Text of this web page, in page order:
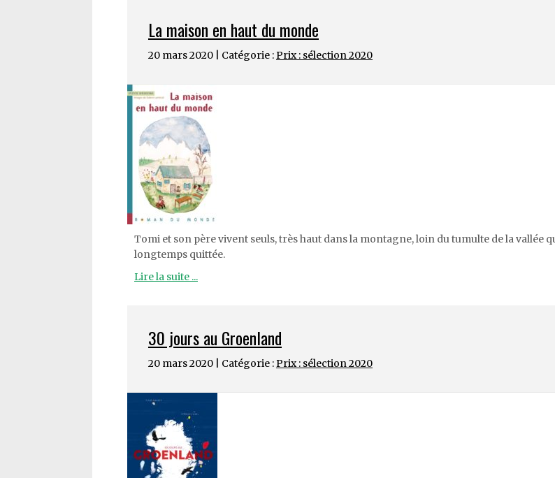
La maison en haut du monde
20 mars 2020 | Catégorie :Prix : sélection 2020
Tomi et son père vivent seuls, très haut dans la montagne, loin du tumulte de la vallée
longtemps quittée.
Lire la suite ...
30 jours au Groenland
20 mars 2020 | Catégorie :Prix : sélection 2020